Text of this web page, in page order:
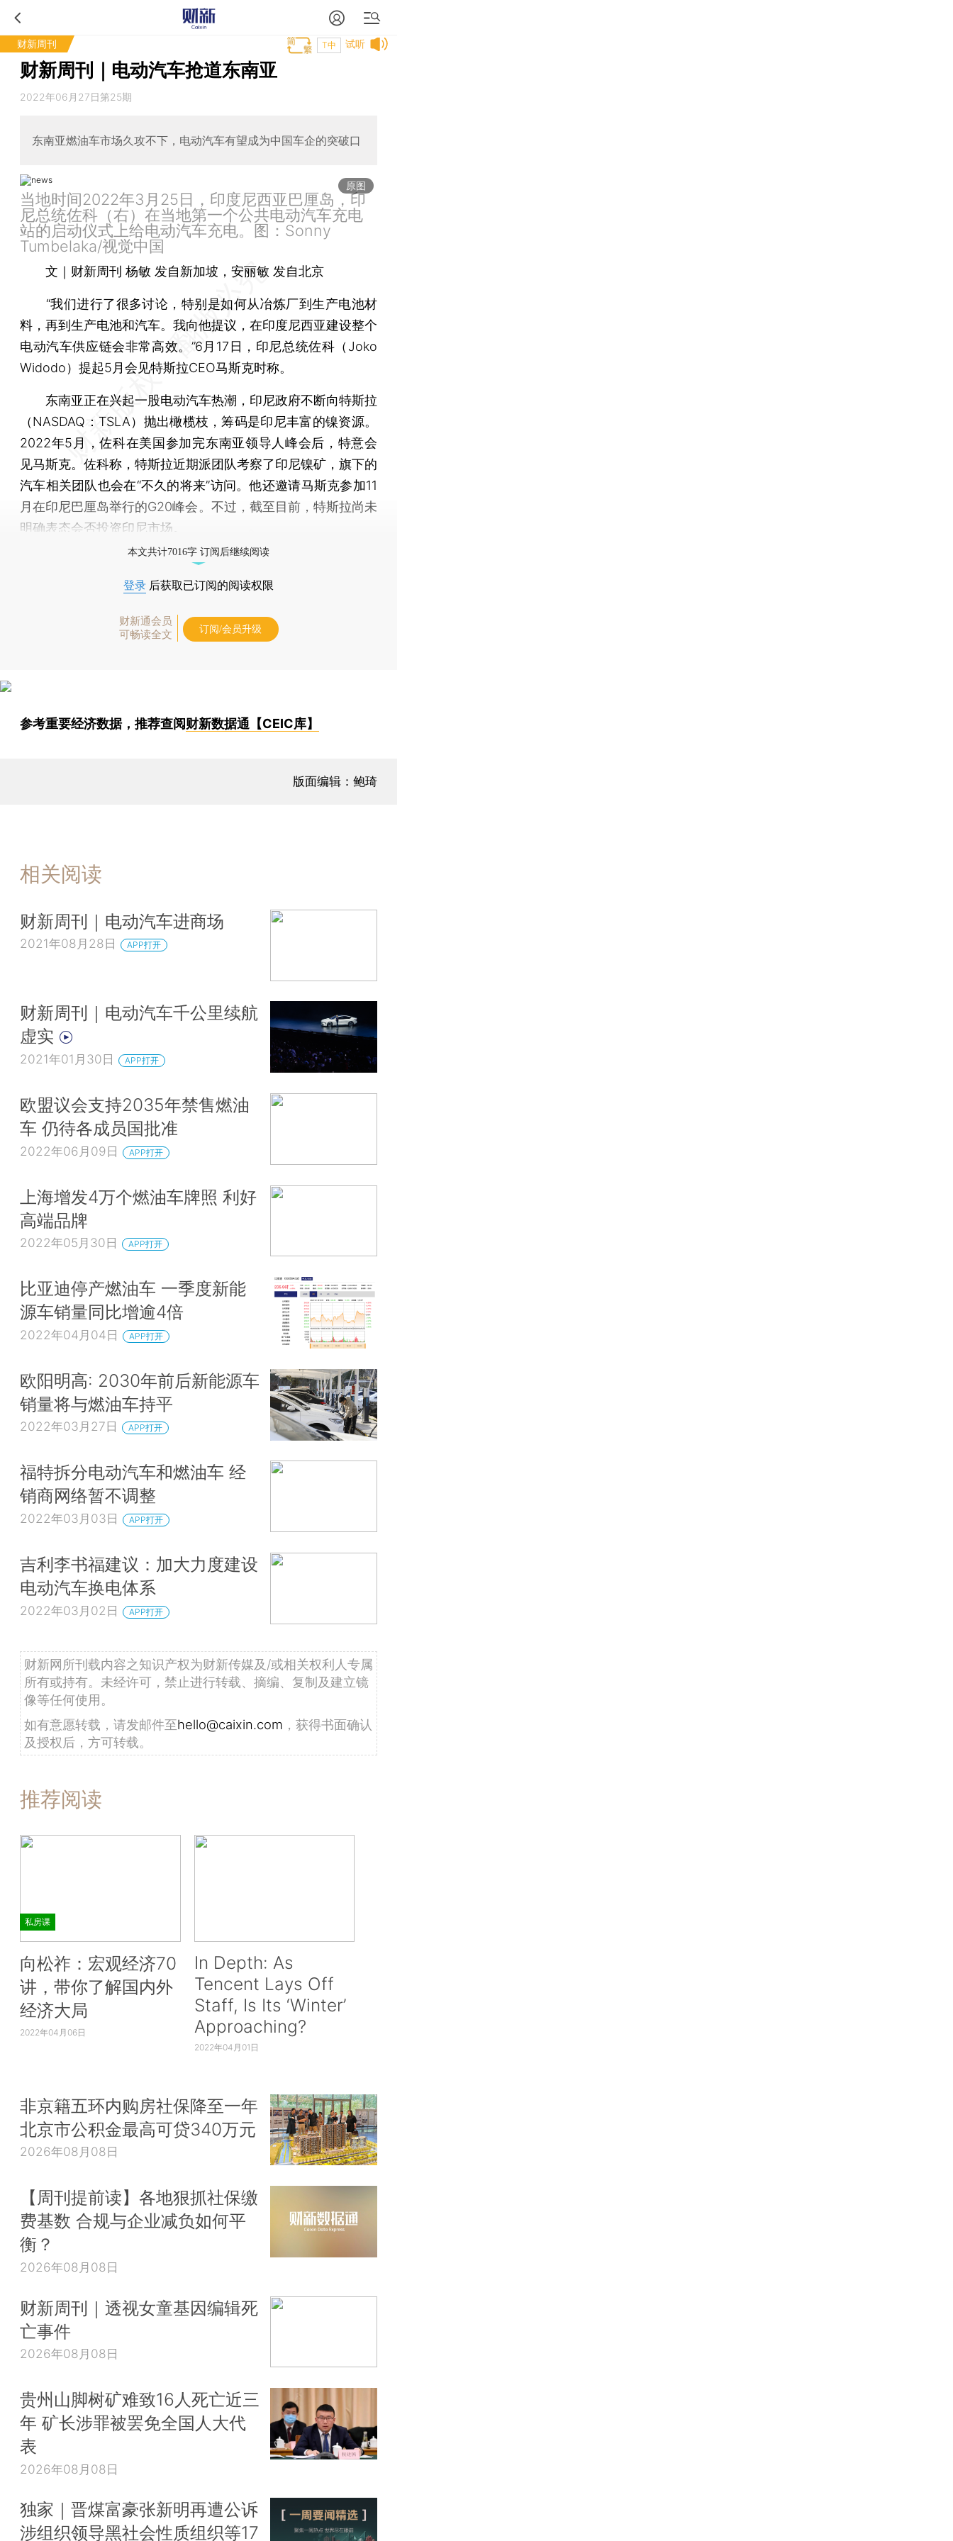
财新周刊 试听
T中
财新周刊｜电动汽车抢道东南亚
2022年06月27日第25期
东南亚燃油车市场久攻不下，电动汽车有望成为中国车企的突破口
原图
当地时间2022年3月25日，印度尼西亚巴厘岛，印
尼总统佐科（右）在当地第一个公共电动汽车充电
站的启动仪式上给电动汽车充电。图：Sonny
Tumbelaka/视觉中国
文｜财新周刊 杨敏 发自新加坡，安丽敏 发自北京
“我们进行了很多讨论，特别是如何从冶炼厂到生产电池材
料，再到生产电池和汽车。我向他提议，在印度尼西亚建设整个
电动汽车供应链会非常高效。”6月17日，印尼总统佐科（Joko
Widodo）提起5月会见特斯拉CEO马斯克时称。
东南亚正在兴起一股电动汽车热潮，印尼政府不断向特斯拉
（NASDAQ：TSLA）抛出橄榄枝，筹码是印尼丰富的镍资源。
2022年5月，佐科在美国参加完东南亚领导人峰会后，特意会
见马斯克。佐科称，特斯拉近期派团队考察了印尼镍矿，旗下的
汽车相关团队也会在“不久的将来”访问。他还邀请马斯克参加11
月在印尼巴厘岛举行的G20峰会。不过，截至目前，特斯拉尚未
明确表态会否投资印尼市场。
本文共计7016字 订阅后继续阅读
登录 后获取已订阅的阅读权限
财新通会员
可畅读全文
订阅/会员升级
参考重要经济数据，推荐查阅财新数据通【CEIC库】
版面编辑：鲍琦
相关阅读
财新周刊｜电动汽车进商场
2021年08月28日 APP打开
财新周刊｜电动汽车千公里续航
虚实
2021年01月30日 APP打开
欧盟议会支持2035年禁售燃油
车 仍待各成员国批准
2022年06月09日 APP打开
上海增发4万个燃油车牌照 利好
高端品牌
2022年05月30日 APP打开
比亚迪停产燃油车 一季度新能
源车销量同比增逾4倍
2022年04月04日 APP打开
欧阳明高: 2030年前后新能源车
销量将与燃油车持平
2022年03月27日 APP打开
福特拆分电动汽车和燃油车 经
销商网络暂不调整
2022年03月03日 APP打开
吉利李书福建议：加大力度建设
电动汽车换电体系
2022年03月02日 APP打开
财新网所刊载内容之知识产权为财新传媒及/或相关权利人专属
所有或持有。未经许可，禁止进行转载、摘编、复制及建立镜
像等任何使用。
如有意愿转载，请发邮件至hello@caixin.com ，获得书面确认
及授权后，方可转载。
推荐阅读
私房课
向松祚：宏观经济70
讲，带你了解国内外
经济大局
2022年04月06日
In Depth: As
Tencent Lays Off
Staff, Is Its ‘Winter’
Approaching?
2022年04月01日
非京籍五环内购房社保降至一年
北京市公积金最高可贷340万元
2026年08月08日
【周刊提前读】各地狠抓社保缴
费基数 合规与企业减负如何平
衡？
2026年08月08日
财新周刊｜透视女童基因编辑死
亡事件
2026年08月08日
贵州山脚树矿难致16人死亡近三
年 矿长涉罪被罢免全国人大代
表
2026年08月08日
独家｜晋煤富豪张新明再遭公诉
涉组织领导黑社会性质组织等17